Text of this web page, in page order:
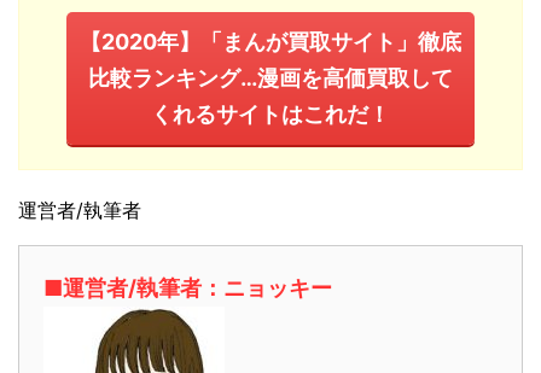
【2020年】「まんが買取サイト」徹底
比較ランキング…漫画を高価買取して
くれるサイトはこれだ！
運営者/執筆者
■運営者/執筆者：ニョッキー